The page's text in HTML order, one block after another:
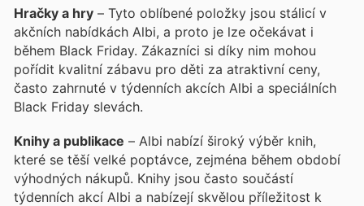
Hračky a hry – Tyto oblíbené položky jsou stálicí v
akčních nabídkách Albi, a proto je lze očekávat i
během Black Friday. Zákazníci si díky nim mohou
pořídit kvalitní zábavu pro děti za atraktivní ceny,
často zahrnuté v týdenních akcích Albi a speciálních
Black Friday slevách.
Knihy a publikace – Albi nabízí široký výběr knih,
které se těší velké poptávce, zejména během období
výhodných nákupů. Knihy jsou často součástí
týdenních akcí Albi a nabízejí skvělou příležitost k